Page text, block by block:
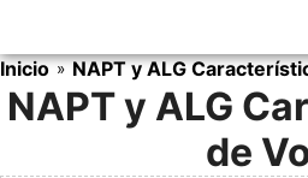
contenido
Inicio » NAPT y ALG
NAPT y ALG
de